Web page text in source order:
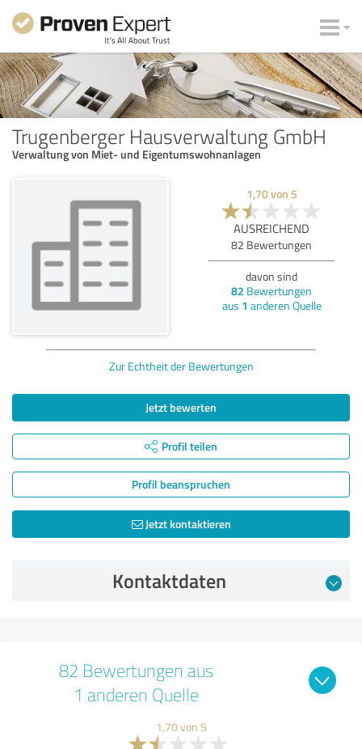
Trugenberger Hausverwaltung GmbH
Verwaltung von Miet- und Eigentumswohnanlagen
1,70von 5
AUSREICHEND
82 Bewertungen
davon sind
82 Bewertungen
aus 1 anderen Quelle
Zur Echtheit der Bewertungen
Jetzt bewerten
Profil teilen
Profil beanspruchen
Jetzt kontaktieren
Kontaktdaten
82 Bewertungen aus
1 anderen Quelle
1,70 von 5